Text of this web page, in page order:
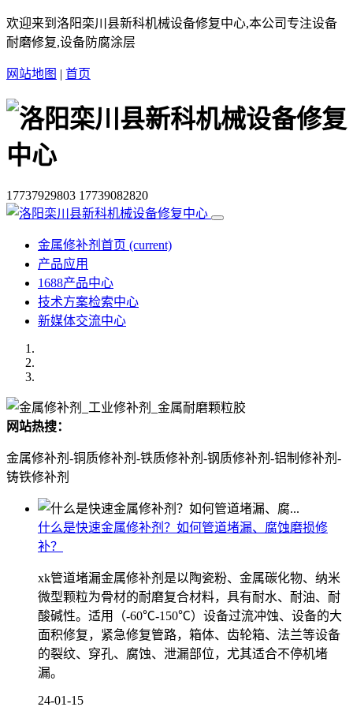
欢迎来到洛阳栾川县新科机械设备修复中心,本公司专注设备
耐磨修复,设备防腐涂层
网站地图 | 首页
17737929803 17739082820
金属修补剂首页 (current)
产品应用
1688产品中心
技术方案检索中心
新媒体交流中心
网站热搜：
金属修补剂-铜质修补剂-铁质修补剂-钢质修补剂-铝制修补剂-
铸铁修补剂
什么是快速金属修补剂？如何管道堵漏、腐蚀磨损修
补？
xk管道堵漏金属修补剂是以陶瓷粉、金属碳化物、纳米
微型颗粒为骨材的耐磨复合材料，具有耐水、耐油、耐
酸碱性。适用（-60℃-150℃）设备过流冲蚀、设备的大
面积修复，紧急修复管路，箱体、齿轮箱、法兰等设备
的裂纹、穿孔、腐蚀、泄漏部位，尤其适合不停机堵
漏。
24-01-15